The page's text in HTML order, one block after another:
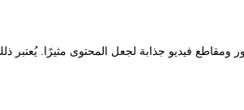
فيديو جذابة لجعل المحتوى مثيرًا. يُعتبر